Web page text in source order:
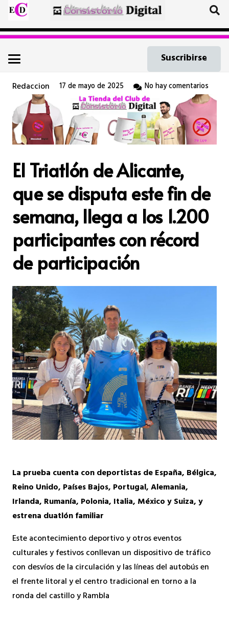
Suscribirse
Redaccion 17 de mayo de 2025 No hay comentarios
El Triatlón de Alicante,
que se disputa este fin de
semana, llega a los 1.200
participantes con récord
de participación
La prueba cuenta con deportistas de España, Bélgica,
Reino Unido, Países Bajos, Portugal, Alemania,
Irlanda, Rumanía, Polonia, Italia, México y Suiza, y
estrena duatlón familiar
Este acontecimiento deportivo y otros eventos
culturales y festivos conllevan un dispositivo de tráfico
con desvíos de la circulación y las líneas del autobús en
el frente litoral y el centro tradicional en torno a la
ronda del castillo y Rambla